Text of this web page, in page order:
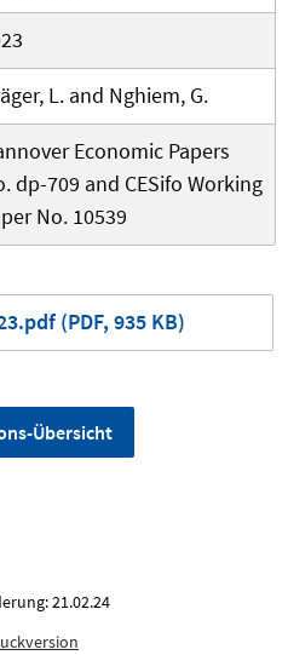
L. and Nghiem, G.
Economic Papers
dp-709 and CESifo Working
No. 10539
(PDF, 935 KB)
Übersicht
21.02.24